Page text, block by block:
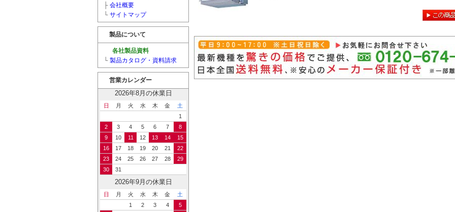
├ 会社概要
└ サイトマップ
製品について
各社製品資料
└ 製品カタログ・資料請求
営業カレンダー
2026年8月の休業日
日 月 火 水 木 金
土
1
2
3 4 5 6 7
8
9
10 11 12 13 14
15
16
17 18 19 20 21
22
23
24 25 26 27 28
29
30
31
2026年9月の休業日
日 月 火 水 木 金
土
1
2 3 4
5